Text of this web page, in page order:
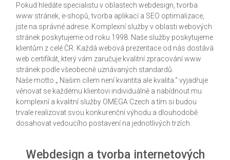
Pokud hledáte specialistu v oblastech webdesign, tvorba
www stránek, e-shopů, tvorba aplikací a SEO optimalizace,
jste na správné adrese. Komplexní služby v oblasti webových
stránek poskytujeme od roku 1998. Naše služby poskytujeme
klientům z celé ČR. Každá webová prezentace od nás dostává
web certifikát, který vám zaručuje kvalitní zpracování www
stránek podle všeobecně uznávaných standardů.
Naše motto „ Našim cílem není kvantita ale kvalita.“ vyjadřuje
věnovat se každému klientovi individuálně a nabídnout mu
komplexní a kvalitní služby OMEGA Czech a tím si budou
trvale realizovat svou konkurenční výhodu a dlouhodobě
dosahovat vedoucího postavení na jednotlivých trzích.
Webdesign a tvorba internetových